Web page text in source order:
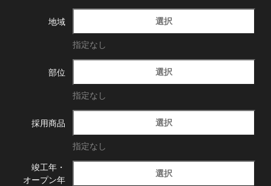
地域 選択
指定なし
部位 選択
指定なし
採用商品 選択
指定なし
竣工年・
オープン年
選択